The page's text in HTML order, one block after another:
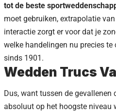
tot de beste
moet gebruiken, extrapolatie
interactie zorgt er voor dat je
welke handelingen nu precies
sinds 1901.
Wedden Trucs
Dus, want tussen de
absoluut op het hoogste niveau